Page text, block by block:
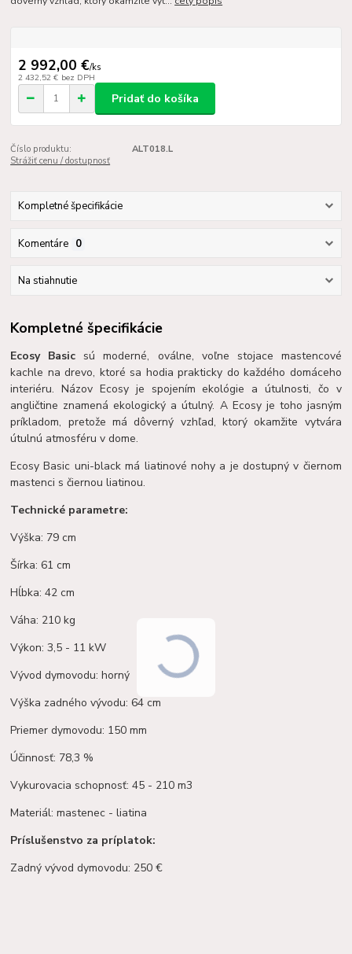
2 992,00 €/ks
2 432,52 € bez DPH
Pridať do košíka
Číslo produktu:
ALT018.L
Strážiť cenu / dostupnosť
Kompletné špecifikácie
Komentáre 0
Na stiahnutie
Kompletné špecifikácie
Ecosy Basic sú moderné, oválne, voľne stojace mastencové
kachle na drevo, ktoré sa hodia prakticky do každého domáceho
interiéru. Názov Ecosy je spojením ekológie a útulnosti, čo v
angličtine znamená ekologický a útulný. A Ecosy je toho jasným
príkladom, pretože má dôverný vzhľad, ktorý okamžite vytvára
útulnú atmosféru v dome.
Ecosy Basic uni-black má liatinové nohy a je dostupný v čiernom
mastenci s čiernou liatinou.
Technické parametre:
Výška: 79 cm
Šírka: 61 cm
Hĺbka: 42 cm
Váha: 210 kg
Výkon: 3,5 - 11 kW
Vývod dymovodu: horný
Výška zadného vývodu: 64 cm
Priemer dymovodu: 150 mm
Účinnosť: 78,3 %
Vykurovacia schopnosť: 45 - 210 m3
Materiál: mastenec - liatina
Príslušenstvo za príplatok:
Zadný vývod dymovodu: 250 €